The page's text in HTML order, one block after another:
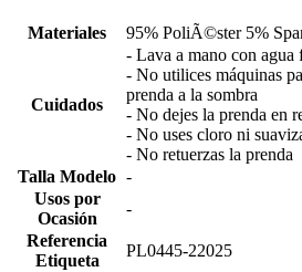
Materiales 95% PoliÃ©ster 5%
Cuidados
- Lava a mano con agua
- No utilices máquinas
prenda a la sombra
- No dejes la prenda en
- No uses cloro ni
- No retuerzas la prenda
Talla Modelo -
Usos por
Ocasión
-
Referencia
Etiqueta
PL0445-22025